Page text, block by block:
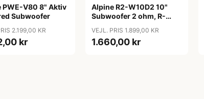
PWE-V80 8" Aktiv
Subwoofer
2.199,00 KR
kr
Alpine R2-W10D2 10"
Subwoofer 2 ohm, R-
VEJL. PRIS 1.899,00 KR
1.660,00 kr